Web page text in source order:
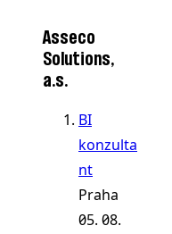
Asseco
Solutions,
a.s.
BI
konzulta
nt
Praha
05. 08.